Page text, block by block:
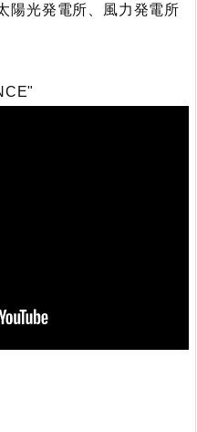
陽光発電所、風力発電所